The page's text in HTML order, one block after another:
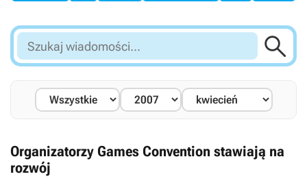
Szukaj
wiadomości...

Organizatorzy Games Convention stawiają na
rozwój